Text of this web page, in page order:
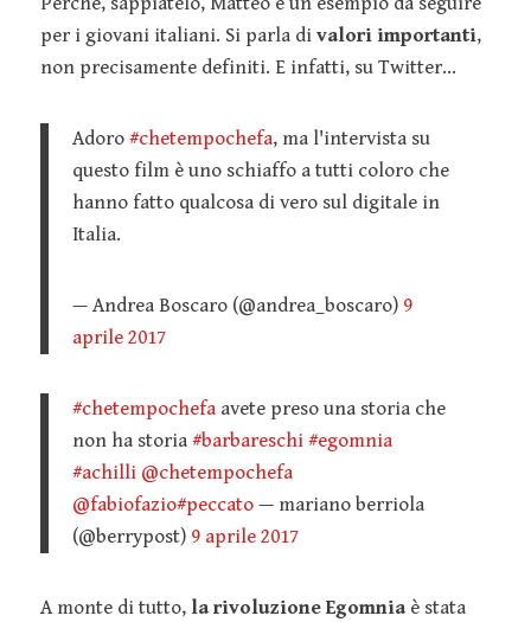
per i giovani italiani. Si parla di valori importanti,
non precisamente definiti. E infatti, su Twitter...
Adoro #chetempochefa, ma l'intervista su
questo film è uno schiaffo a tutti coloro che
hanno fatto qualcosa di vero sul digitale in
Italia.
— Andrea Boscaro (@andrea_boscaro) 9
aprile 2017
#chetempochefa avete preso una storia che
non ha storia #barbareschi #egomnia
#achilli @chetempochefa
@fabiofazio#peccato — mariano berriola
(@berrypost) 9 aprile 2017
A monte di tutto, la rivoluzione Egomniaè stata